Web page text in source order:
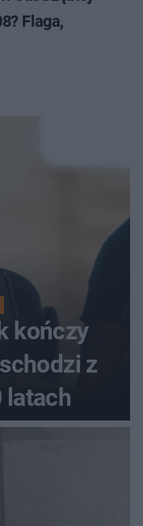
Flaga,
kończy
z
latach